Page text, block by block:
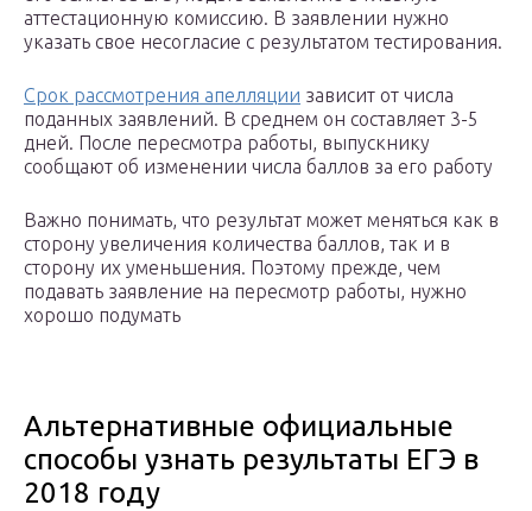
аттестационную комиссию. В заявлении нужно
указать свое несогласие с результатом тестирования.
Срок рассмотрения апелляции зависит от числа
поданных заявлений. В среднем он составляет 3-5
дней. После пересмотра работы, выпускнику
сообщают об изменении числа баллов за его работу
Важно понимать, что результат может меняться как в
сторону увеличения количества баллов, так и в
сторону их уменьшения. Поэтому прежде, чем
подавать заявление на пересмотр работы, нужно
хорошо подумать
Альтернативные официальные
способы узнать результаты ЕГЭ в
2018 году